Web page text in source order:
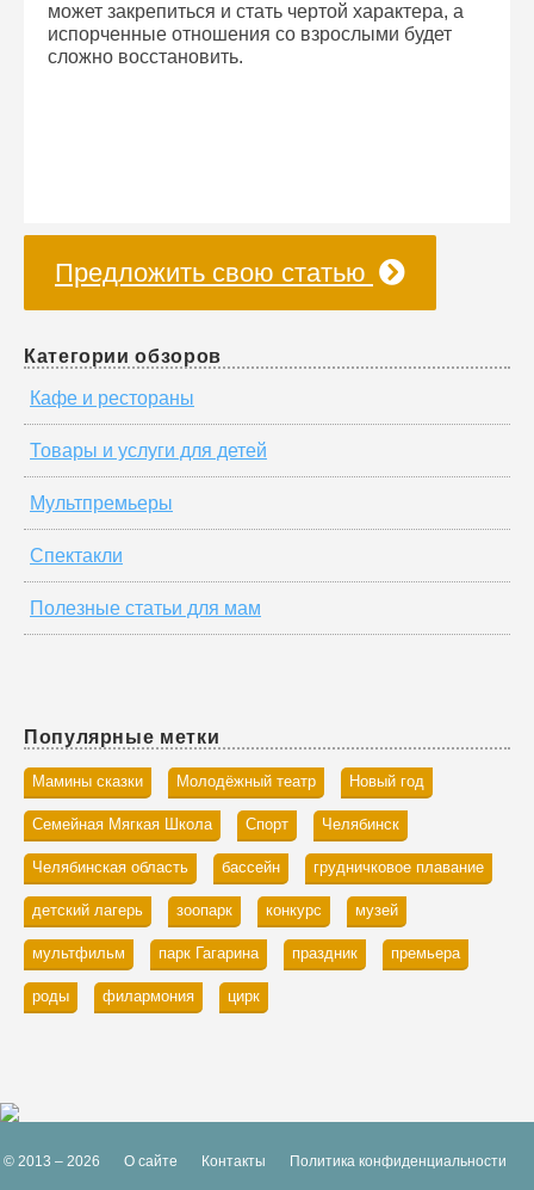
может закрепиться и стать чертой характера, а
испорченные отношения со взрослыми будет
сложно восстановить.
Предложить свою статью
Категории обзоров
Кафе и рестораны
Товары и услуги для детей
Мультпремьеры
Спектакли
Полезные статьи для мам
Популярные метки
Мамины сказки Молодёжный театр Новый год
Семейная Мягкая Школа Спорт Челябинск
Челябинская область бассейн грудничковое плавание
детский лагерь зоопарк конкурс музей
мультфильм парк Гагарина праздник премьера
роды филармония цирк
© 2013 – 2026 О сайте Контакты Политика конфиденциальности